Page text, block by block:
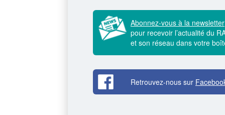
Abonnez-vous à la newsletter
pour recevoir l’actualité du
et son réseau dans votre
Retrouvez-nous sur